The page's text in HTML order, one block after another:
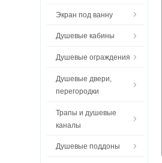
Экран под ванну
Душевые кабины
Душевые ограждения
Душевые двери,
перегородки
Трапы и душевые
каналы
Душевые поддоны